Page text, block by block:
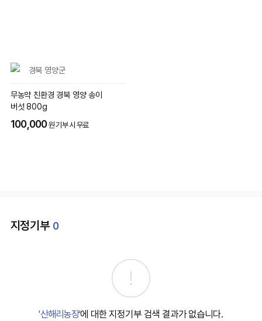
경북 영양군
무농약 친환경 경북 영양 송이
버섯 800g
100,000원 기부 시 무료
지정기부 0
'산해리농장'에 대한 지정기부 검색 결과가 없습니다.